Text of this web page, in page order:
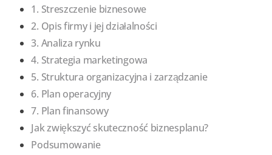
1. Streszczenie biznesowe
2. Opis firmy i jej działalności
3. Analiza rynku
4. Strategia marketingowa
5. Struktura organizacyjna i zarządzanie
6. Plan operacyjny
7. Plan finansowy
Jak zwiększyć skuteczność biznesplanu?
Podsumowanie